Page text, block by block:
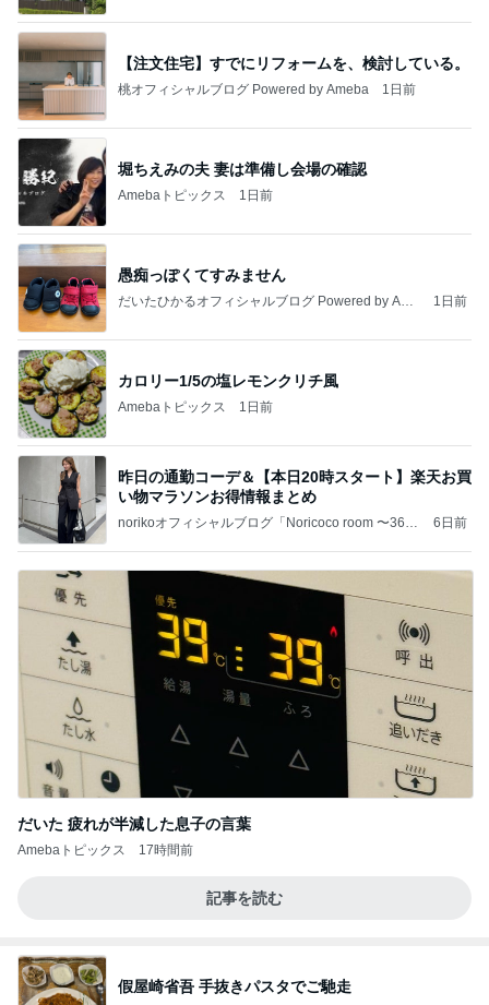
【注文住宅】すでにリフォームを、検討している。
桃オフィシャルブログ Powered by Ameba 1日前
堀ちえみの夫 妻は準備し会場の確認
Amebaトピックス 1日前
愚痴っぽくてすみません
だいたひかるオフィシャルブログ Powered by Ame
1日前
カロリー1/5の塩レモンクリチ風
Amebaトピックス 1日前
昨日の通勤コーデ＆【本日20時スタート】楽天お買
い物マラソンお得情報まとめ
norikoオフィシャルブログ「Noricoco room 〜365
6日前
だいた 疲れが半減した息子の言葉
Amebaトピックス 17時間前
記事を読む
假屋崎省吾 手抜きパスタでご馳走